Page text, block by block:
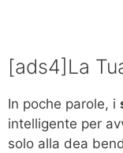
[ads4]La
In poche parole, i
intelligente per
solo alla dea